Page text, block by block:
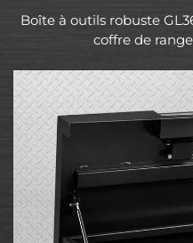
Boîte à outils robuste
coffre de